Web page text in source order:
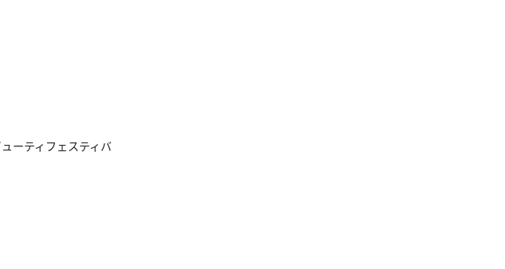
ーティフェスティバ